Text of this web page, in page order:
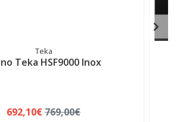
Teka
Teka HSF9000 Inox
692,10€769,00€